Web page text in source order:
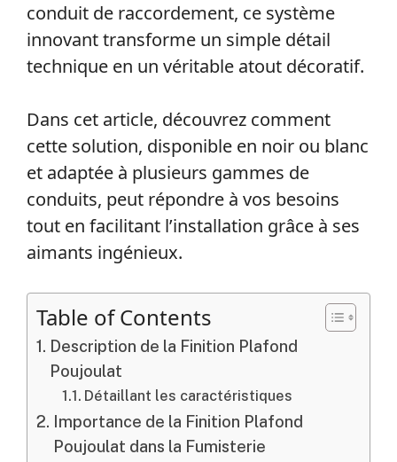
conduit de raccordement, ce système
innovant transforme un simple détail
technique en un véritable atout décoratif.
Dans cet article, découvrez comment
cette solution, disponible en noir ou blanc
et adaptée à plusieurs gammes de
conduits, peut répondre à vos besoins
tout en facilitant l’installation grâce à ses
aimants ingénieux.
Table of Contents
Description de la Finition Plafond
Poujoulat
Détaillant les caractéristiques
Importance de la Finition Plafond
Poujoulat dans la Fumisterie